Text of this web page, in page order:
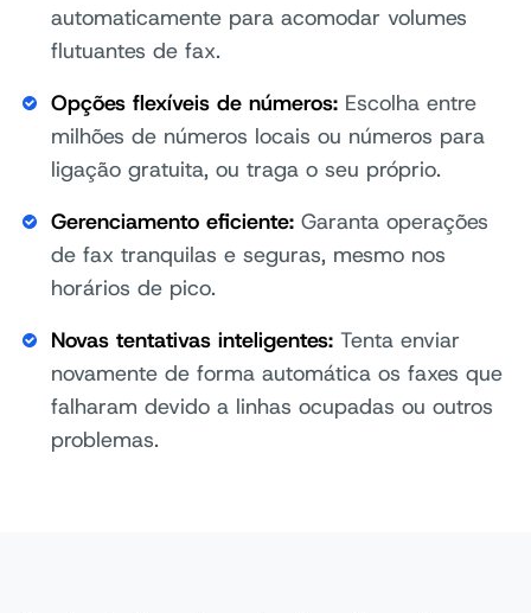
automaticamente para acomodar volumes
flutuantes de fax.
Opções flexíveis de números: Escolha entre
milhões de números locais ou números para
ligação gratuita, ou traga o seu próprio.
Gerenciamento eficiente: Garanta operações
de fax tranquilas e seguras, mesmo nos
horários de pico.
Novas tentativas inteligentes: Tenta enviar
novamente de forma automática os faxes que
falharam devido a linhas ocupadas ou outros
problemas.